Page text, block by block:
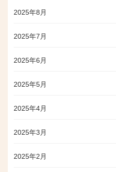
2025年8月
2025年7月
2025年6月
2025年5月
2025年4月
2025年3月
2025年2月